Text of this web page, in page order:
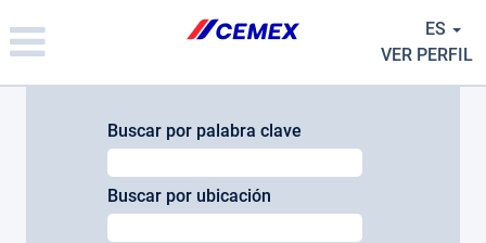
note:
This
ES
VER PERFIL
Buscar por palabra clave
Buscar por ubicación